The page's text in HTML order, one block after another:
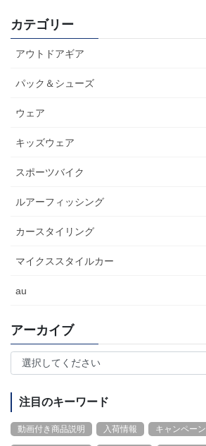
カテゴリー
アウトドアギア
パック＆シューズ
ウェア
キッズウェア
スポーツバイク
ルアーフィッシング
カースタイリング
マイクススタイルカー
au
アーカイブ
注目のキーワード
動画付き商品説明 入荷情報 キャンペーン